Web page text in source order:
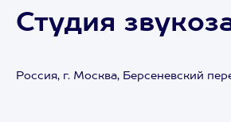
Студия
Россия, г. Москва, Берсеневский